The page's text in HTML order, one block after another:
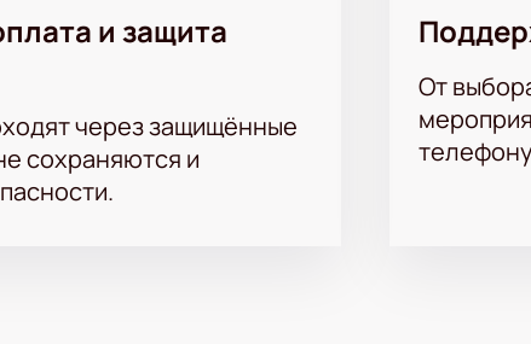
и защита
через защищённые
сохраняются и
От